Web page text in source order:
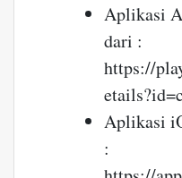
Aplikasi
dari :
https://
Aplikasi
: